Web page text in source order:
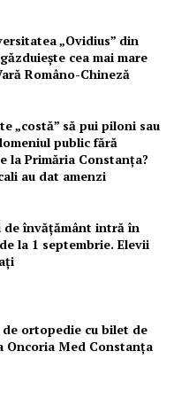
„Ovidius” din
cea mai mare
Româno-Chineză
„costă” să pui piloni sau
public fără
la Primăria Constanța?
au dat amenzi
învățământ intră în
la 1 septembrie. Elevii
ortopedie cu bilet de
Oncoria Med Constanța